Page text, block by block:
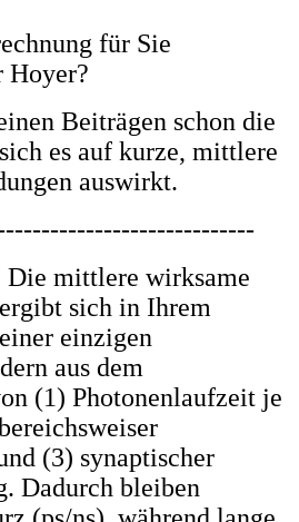
für Sie
Hoyer?
Beiträgen schon die
es auf kurze, mittlere
auswirkt.
Die mittlere wirksame
sich in Ihrem
einzigen
aus dem
(1) Photonenlaufzeit je
(3) synaptischer
Dadurch bleiben